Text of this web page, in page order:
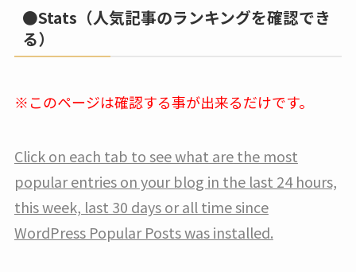
●Stats（人気記事のランキングを確認でき
る）
※このページは確認する事が出来るだけです。
Click on each tab to see what are the most
popular entries on your blog in the last 24 hours,
this week, last 30 days or all time since
WordPress Popular Posts was installed.